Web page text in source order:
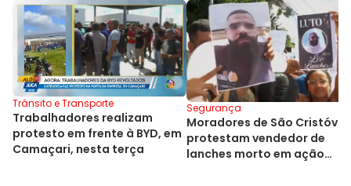
Trânsito e Transporte
Trabalhadores realizam
protesto em frente à BYD, em
Camaçari, nesta terça
Segurança
Moradores de São
protestam vendedor de
lanches morto em ação